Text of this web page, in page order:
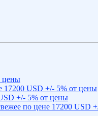
цены
17200 USD +/- 5% от цены
+/- 5% от цены
по цене 17200 USD